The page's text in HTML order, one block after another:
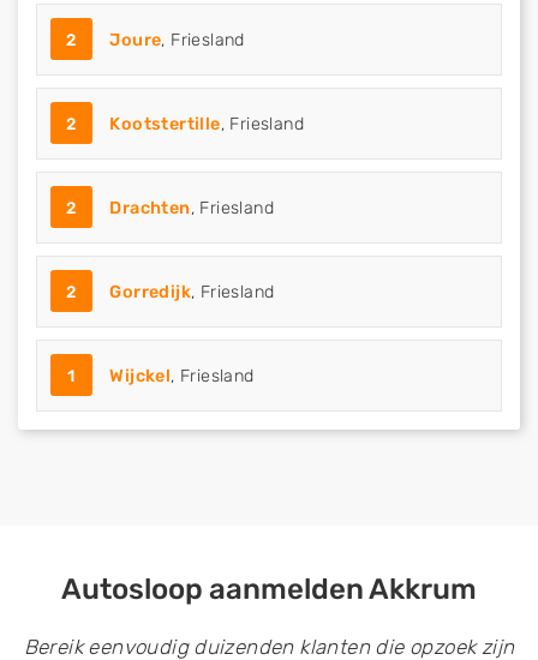
2 Joure, Friesland
2 Kootstertille, Friesland
2 Drachten, Friesland
2 Gorredijk, Friesland
1 Wijckel, Friesland
Autosloop aanmelden Akkrum
Bereik eenvoudig duizenden klanten die opzoek zijn